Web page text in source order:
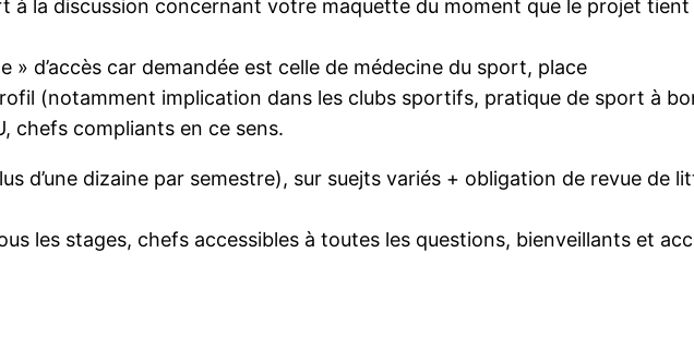
à la discussion concernant votre maquette du moment que le projet
d’accès car demandée est celle de médecine du sport, place
(notamment implication dans les clubs sportifs, pratique de sport à
chefs compliants en ce sens.
d’une dizaine par semestre), sur suejts variés + obligation de revue de
les stages, chefs accessibles à toutes les questions, bienveillants et